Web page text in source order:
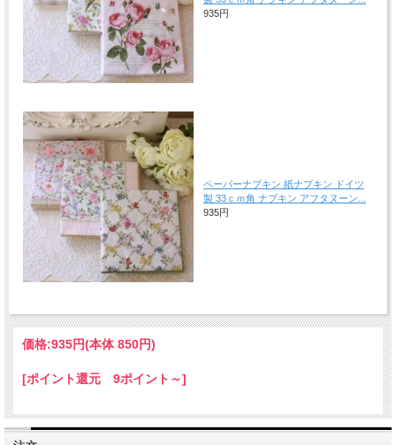
935円
ペーパーナプキン 紙ナプキン ドイツ
製 33ｃｍ角 ナプキン アフタヌーン...
935円
価格:935円(本体 850円)
[ポイント還元 9ポイント～]